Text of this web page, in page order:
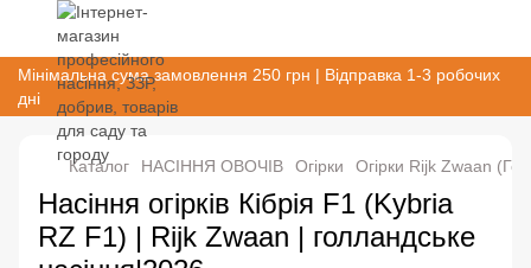
Мінімальна сума замовлення 250 грн | Відправка 1-3 робочих
дні
Каталог НАСІННЯ ОВОЧІВ Огірки Огірки Rijk Zwaan
Насіння огірків Кібрія F1 (Kybria
RZ F1) | Rijk Zwaan | голландське